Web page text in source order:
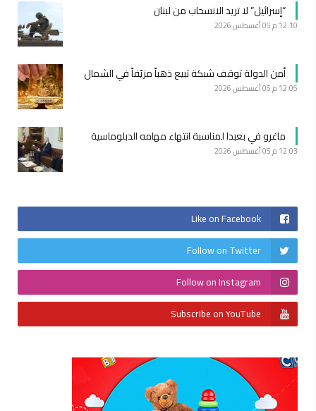
“إسرائيل” لا تريد الانسحاب من لبنان
12:10 م 05 أغسطس 2026
أمن الدولة توقف شبكة تبيع ذهباً مزيّفاً في الشمال
12:05 م 05 أغسطس 2026
ماغرو في بعبدا لمناسبة انتهاء مهامه الدبلوماسية
12:03 م 05 أغسطس 2026
Like on Facebook
Follow on Twitter
Follow on Instagram
Subscribe on YouTube